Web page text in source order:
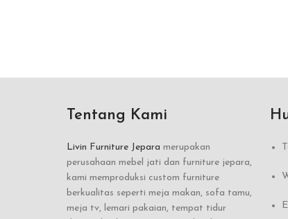
Tentang Kami
Livin Furniture Jepara merupakan
perusahaan mebel jati dan furniture jepara,
kami memproduksi custom furniture
berkualitas seperti meja makan, sofa tamu,
meja tv, lemari pakaian, tempat tidur